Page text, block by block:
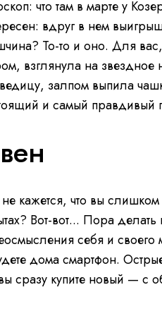
что там в марте у
вдруг в нем
То-то и оно. Для
взглянула на звездное
залпом выпила
и самый правдивый
кажется, что вы
Вот-вот... Пора
себя и своего
дома смартфон.
сразу купите новый — с